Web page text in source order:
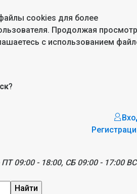
cookies для более
Продолжая просмотр
с использованием
?
09:00 - 18:00, СБ 09:00 - 17:00
Найти